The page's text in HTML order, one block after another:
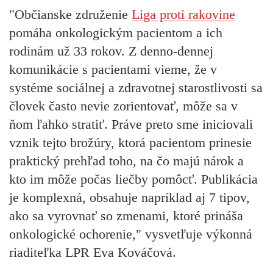
"Občianske združenie Liga proti rakovine
pomáha onkologickým pacientom a ich
rodinám už 33 rokov. Z denno-dennej
komunikácie s pacientami vieme, že v
systéme sociálnej a zdravotnej starostlivosti sa
človek často nevie zorientovať, môže sa v
ňom ľahko stratiť. Práve preto sme iniciovali
vznik tejto brožúry, ktorá pacientom prinesie
praktický prehľad toho, na čo majú nárok a
kto im môže počas liečby pomôcť. Publikácia
je komplexná, obsahuje napríklad aj 7 tipov,
ako sa vyrovnať so zmenami, ktoré prináša
onkologické ochorenie," vysvetľuje výkonná
riaditeľka LPR Eva Kováčová.